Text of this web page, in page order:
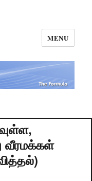
MENU
வீரமக்கள்